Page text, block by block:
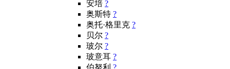
安培 ?
奥斯特 ?
奥托·格里克 ?
贝尔 ?
玻尔 ?
玻意耳 ?